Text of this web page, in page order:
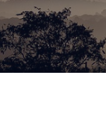
Services
Jeunesse